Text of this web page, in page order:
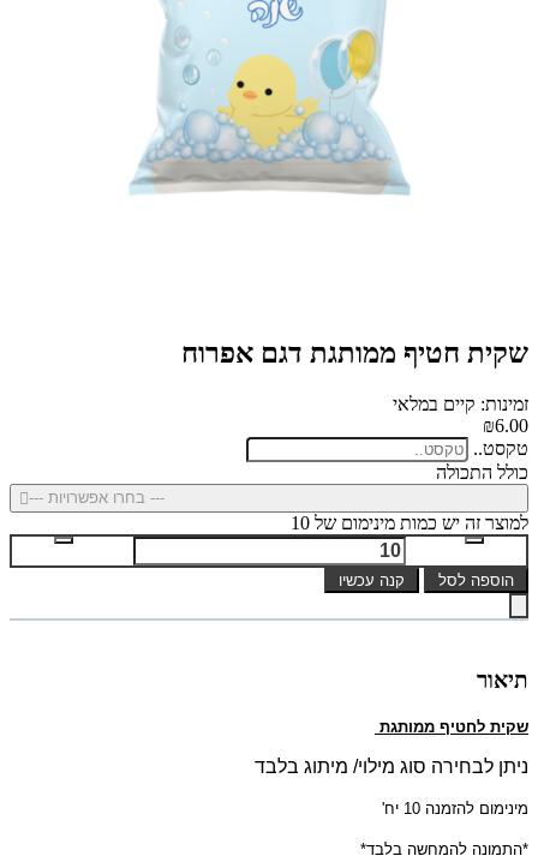
שקית חטיף ממותגת דגם אפרוח
זמינות: קיים במלאי
₪6.00
טקסט..
כולל התכולה
--- בחרו אפשרויות ---
למוצר זה יש כמות מינימום של 10
הוספה לסל קנה עכשיו
תיאור
שקית לחטיף ממותגת
ניתן לבחירה סוג מילוי/ מיתוג בלבד
מינימום להזמנה 10 יח'
*התמונה להמחשה בלבד*